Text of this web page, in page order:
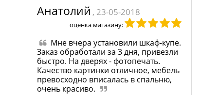
Анатолий , 23-05-2018
оценка магазину:
Мне вчера установили шкаф-купе.
Заказ обработали за 3 дня, привезли
быстро. На дверях - фотопечать.
Качество картинки отличное, мебель
превосходно вписалась в спальню,
очень красиво.